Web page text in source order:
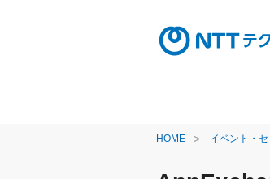
HOME イベント・